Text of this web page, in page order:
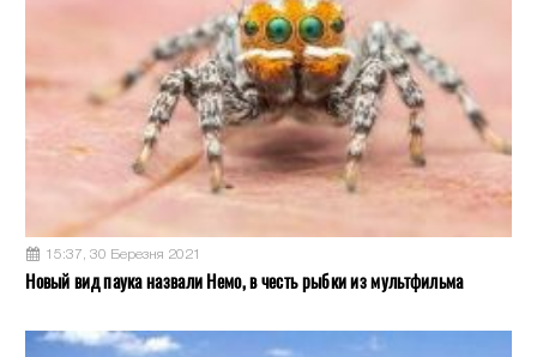
15:37, 30 Березня 2021
Новый вид паука назвали Немо, в честь рыбки из мультфильма